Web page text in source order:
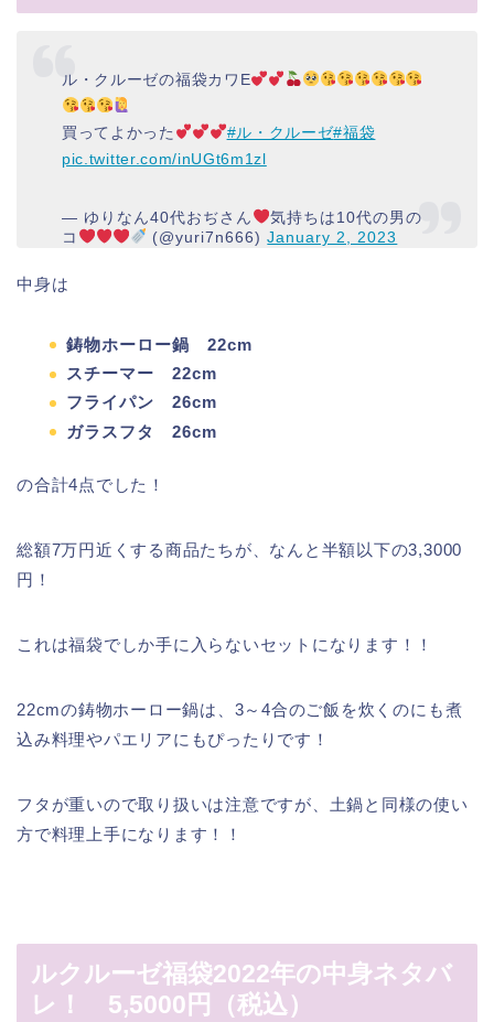
ル・クルーゼの福袋カワE
買ってよかった #ル・クルーゼ#福袋
pic.twitter.com/inUGt6m1zl
— ゆりなん40代おぢさん
気持ちは10代の男の
コ
(@yuri7n666)January 2, 2023
中身は
鋳物ホーロー鍋 22cm
スチーマー 22cm
フライパン 26cm
ガラスフタ 26cm
の合計4点でした！
総額7万円近くする商品たちが、なんと半額以下の3,3000
円！
これは福袋でしか手に入らないセットになります！！
22cmの鋳物ホーロー鍋は、3～4合のご飯を炊くのにも煮
込み料理やパエリアにもぴったりです！
フタが重いので取り扱いは注意ですが、土鍋と同様の使い
方で料理上手になります！！
ルクルーゼ福袋2022年の中身ネタバ
レ！ 5,5000円（税込）